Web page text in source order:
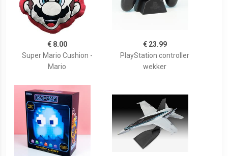
€ 8.00
Super Mario Cushion -
Mario
€ 23.99
PlayStation controller
wekker